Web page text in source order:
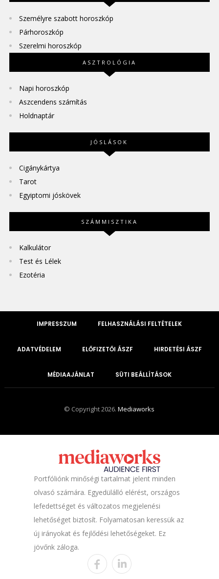
Személyre szabott horoszkóp
Párhoroszkóp
Szerelmi horoszkóp
ASZTROLÓGIA
Napi horoszkóp
Aszcendens számítás
Holdnaptár
JÓSLÁSOK
Cigánykártya
Tarot
Egyiptomi jóskövek
SZÁMMISZTIKA
Kalkulátor
Test és Lélek
Ezotéria
IMPRESSZUM FELHASZNÁLÁSI FELTÉTELEK
ADATVÉDELEM ELŐFIZETŐI ÁSZF HIRDETÉSI ÁSZF
MÉDIAAJÁNLAT SÜTI BEÁLLÍTÁSOK
© Copyright 2026.Mediaworks
Portfóliónk minőségi tartalmat jelent minden
olvasó számára. Egyedülálló elérést, országos
lefedettséget és változatos megjelenési
lehetőséget biztosít. Folyamatosan keressük az
új irányokat és fejlődési lehetőségeket. Ez
jövőnk záloga.